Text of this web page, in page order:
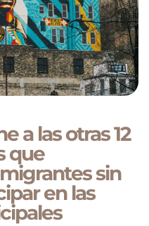
a las otras 12
que
sin
en las